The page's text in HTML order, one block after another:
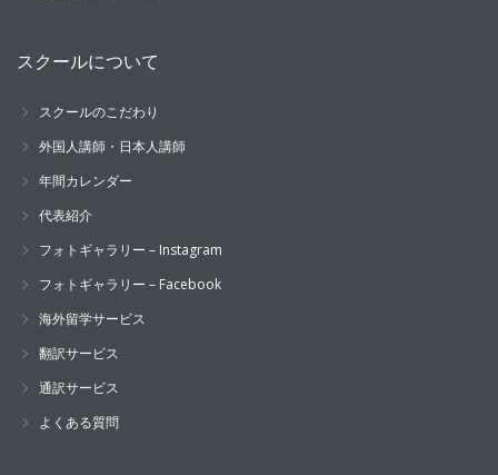
スクールについて
スクールのこだわり
外国人講師・日本人講師
年間カレンダー
代表紹介
フォトギャラリー – Instagram
フォトギャラリー – Facebook
海外留学サービス
翻訳サービス
通訳サービス
よくある質問